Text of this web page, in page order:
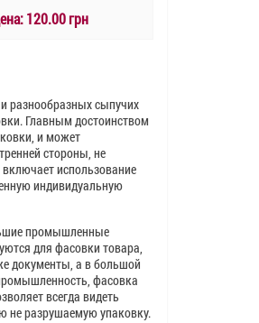
120.00 грн
Быстрый заказ
разнообразных сыпучих
Главным достоинством
и может
стороны, не
использование
индивидуальную
промышленные
для фасовки товара,
документы, а в большой
фасовка
всегда видеть
не разрушаемую упаковку.